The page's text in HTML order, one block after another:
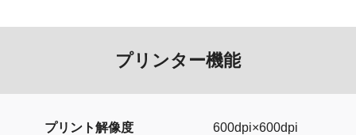
プリンター機能
プリント解像度 600dpi×600dpi